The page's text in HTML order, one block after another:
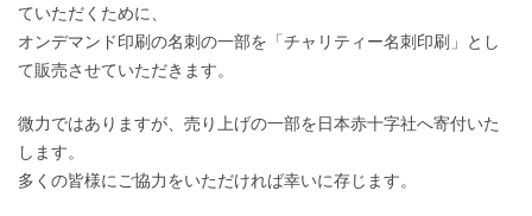
ていただくために、
オンデマンド印刷の名刺の一部を「チャリティー名刺印刷」とし
て販売させていただきます。
微力ではありますが、売り上げの一部を日本赤十字社へ寄付いた
します。
多くの皆様にご協力をいただければ幸いに存じます。